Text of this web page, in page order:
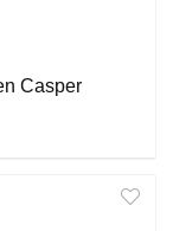
Casper